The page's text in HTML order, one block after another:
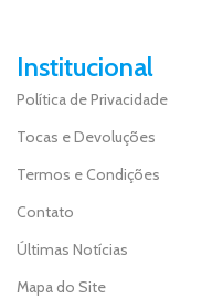
Institucional
Política de Privacidade
Tocas e Devoluções
Termos e Condições
Contato
Últimas Notícias
Mapa do Site